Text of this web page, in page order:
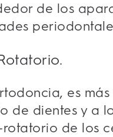
de los
es
de dientes y a
de los